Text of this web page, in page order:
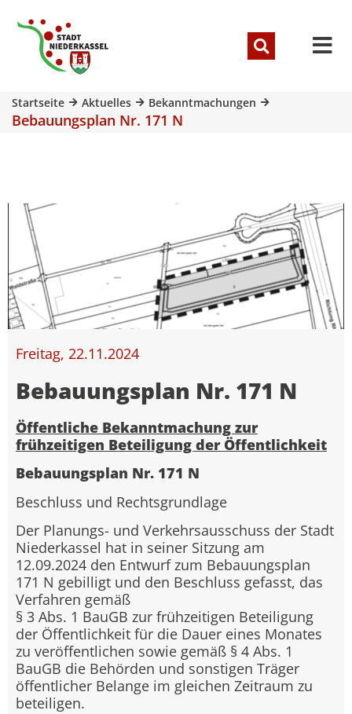
Startseite Aktuelles Bekanntmachungen
Bebauungsplan Nr. 171 N
Freitag, 22.11.2024
Bebauungsplan Nr. 171 N
Öffentliche Bekanntmachung zur
frühzeitigen Beteiligung der Öffentlichkeit
Bebauungsplan Nr. 171 N
Beschluss und Rechtsgrundlage
Der Planungs- und Verkehrsausschuss der Stadt
Niederkassel hat in seiner Sitzung am
12.09.2024 den Entwurf zum Bebauungsplan
171 N gebilligt und den Beschluss gefasst, das
Verfahren gemäß
§ 3 Abs. 1 BauGB zur frühzeitigen Beteiligung
der Öffentlichkeit für die Dauer eines Monates
zu veröffentlichen sowie gemäß § 4 Abs. 1
BauGB die Behörden und sonstigen Träger
öffentlicher Belange im gleichen Zeitraum zu
beteiligen.